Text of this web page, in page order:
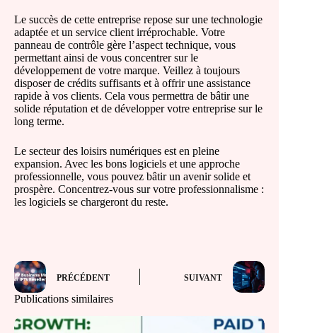
Le succès de cette entreprise repose sur une technologie
adaptée et un service client irréprochable. Votre
panneau de contrôle gère l’aspect technique, vous
permettant ainsi de vous concentrer sur le
développement de votre marque. Veillez à toujours
disposer de crédits suffisants et à offrir une assistance
rapide à vos clients. Cela vous permettra de bâtir une
solide réputation et de développer votre entreprise sur le
long terme.
Le secteur des loisirs numériques est en pleine
expansion. Avec les bons logiciels et une approche
professionnelle, vous pouvez bâtir un avenir solide et
prospère. Concentrez-vous sur votre professionnalisme :
les logiciels se chargeront du reste.
PRÉCÉDENT SUIVANT
Publications similaires